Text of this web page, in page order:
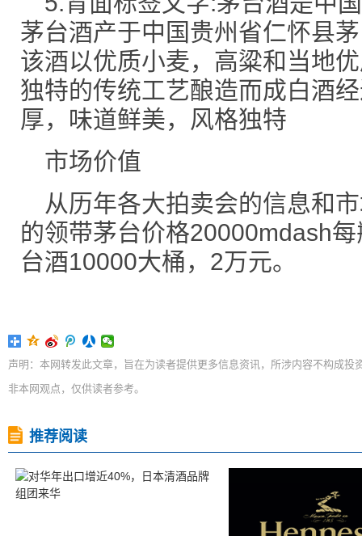
茅台酒产于中国贵州省仁怀县
该酒以优质小麦，高粱和当地
独特的传统工艺酿造而成白酒
厚，味道鲜美，风格独特
市场价值
从历年各大拍卖会的信息和
的领带茅台价格20000mdash
台酒10000大桶，2万元。
声明：本网转发此文章，旨在为读者提供更多信息资讯，所涉内容不构成
非本网观点，仅供读者参考。
推荐阅读